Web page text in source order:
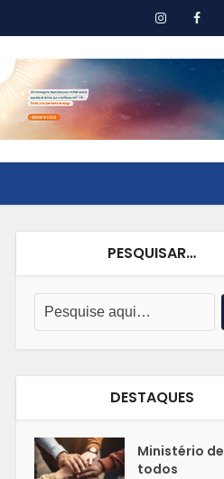
PESQUISAR…
DESTAQUES
Ministério de
todos